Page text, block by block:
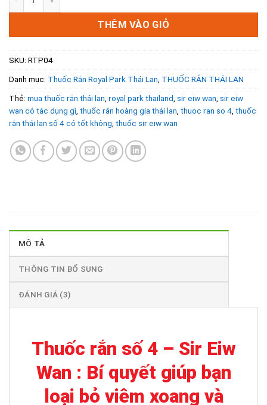
THÊM VÀO GIỎ
SKU: RTP04
Danh mục: Thuốc Rắn Royal Park Thái Lan THUỐC RẮN THÁI LAN
Thẻ: mua thuốc rắn thái lan royal park thailand sir eiw wan sir eiw
wan có tác dụng gì thuốc rắn hoàng gia thái lan thuoc ran so 4 thuốc
rắn thái lan số 4 có tốt không thuốc sir eiw wan
MÔ TẢ
THÔNG TIN BỔ SUNG
ĐÁNH GIÁ (3)
Thuốc rắn số 4 – Sir Eiw
Wan : Bí quyết giúp bạn
loại bỏ viêm xoang và